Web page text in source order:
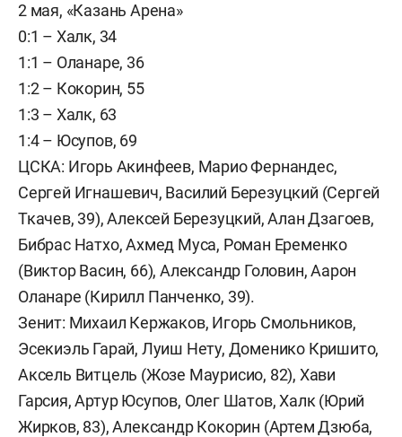
2 мая, «Казань Арена»
0:1 – Халк, 34
1:1 – Оланаре, 36
1:2 – Кокорин, 55
1:3 – Халк, 63
1:4 – Юсупов, 69
ЦСКА: Игорь Акинфеев, Марио Фернандес,
Сергей Игнашевич, Василий Березуцкий (Сергей
Ткачев, 39), Алексей Березуцкий, Алан Дзагоев,
Бибрас Натхо, Ахмед Муса, Роман Еременко
(Виктор Васин, 66), Александр Головин, Аарон
Оланаре (Кирилл Панченко, 39).
Зенит: Михаил Кержаков, Игорь Смольников,
Эсекиэль Гарай, Луиш Нету, Доменико Кришито,
Аксель Витцель (Жозе Маурисио, 82), Хави
Гарсия, Артур Юсупов, Олег Шатов, Халк (Юрий
Жирков, 83), Александр Кокорин (Артем Дзюба,